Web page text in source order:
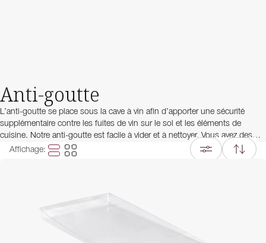
Anti-goutte
L’anti-goutte se place sous la cave à vin afin d’apporter une sécurité
supplémentaire contre les fuites de vin sur le sol et les éléments de
cuisine. Notre anti-goutte est facile à vider et à nettoyer. Vous avez des
questions concernant notre anti-goutte ? Contactez notre service client
Affichage: